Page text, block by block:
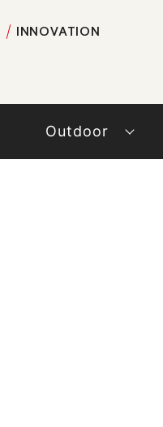
INNOVATION
Outdoor